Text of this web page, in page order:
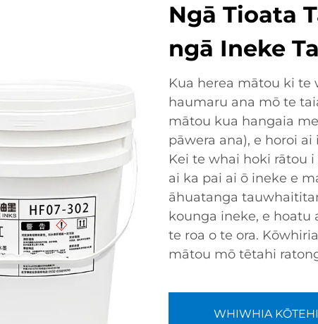
Ngā Tioata
ngā Ineke
Kua herea mātou ki
haumaru ana mō te
mātou kua hangaia
pāwera ana), e horoi
Kei te whai hoki rātou
ai ka pai ai ō ineke e
āhuatanga
kounga ineke, e hoatu
te roa o te ora.
mātou mō tētahi
WHIWHIA KŌTEHI